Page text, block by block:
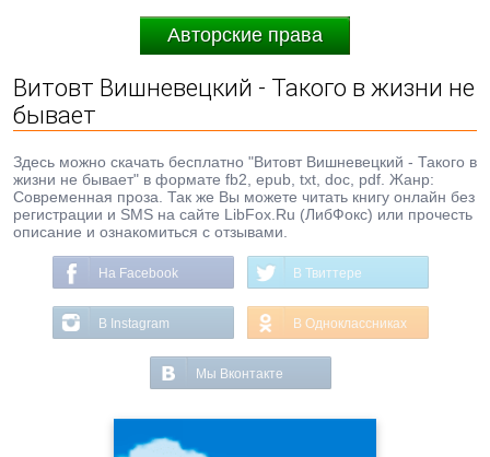
Авторские права
Витовт Вишневецкий - Такого в жизни не
бывает
Здесь можно скачать бесплатно "Витовт Вишневецкий - Такого в
жизни не бывает" в формате fb2, epub, txt, doc, pdf. Жанр:
Современная проза. Так же Вы можете читать книгу онлайн без
регистрации и SMS на сайте LibFox.Ru (ЛибФокс) или прочесть
описание и ознакомиться с отзывами.
На Facebook В Твиттере
В Instagram В Одноклассниках
Мы Вконтакте